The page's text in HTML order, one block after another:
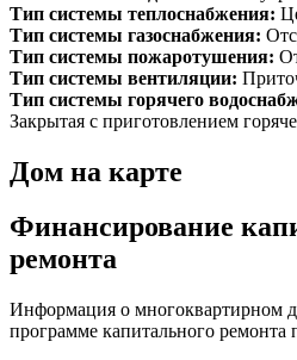
Тип системы теплоснабжения:
Тип системы газоснабжения:
Тип системы пожаротушения:
Тип системы вентиляции:
Тип системы горячего
Закрытая с приготовлением
Дом на карте
Финансирование
ремонта
Информация о многоквартирном
программе капитального ремонта